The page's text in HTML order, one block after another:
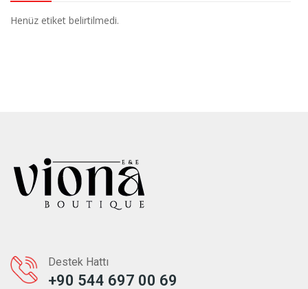
Henüz etiket belirtilmedi.
Destek Hattı
+90 544 697 00 69